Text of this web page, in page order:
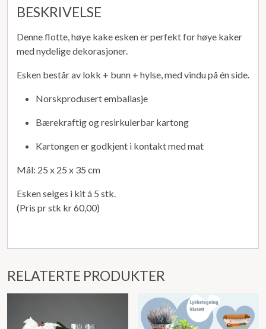
BESKRIVELSE
Denne flotte, høye kake esken er perfekt for høye kaker
med nydelige dekorasjoner.
Esken består av lokk + bunn + hylse, med vindu på én side.
Norskprodusert emballasje
Bærekraftig og resirkulerbar kartong
Kartongen er godkjent i kontakt med mat
Mål: 25 x 25 x 35 cm
Esken selges i kit á 5 stk.
(Pris pr stk kr 60,00)
RELATERTE PRODUKTER